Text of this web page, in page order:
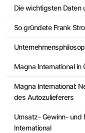
Die wichtigsten Daten
So gründete Frank
Magna International in
Magna International:
des Autozulieferers
Umsatz- Gewinn-
International